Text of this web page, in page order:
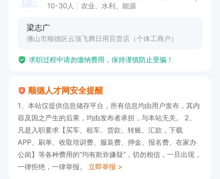
10-30人 农业、水利、能源
梁志广
佛山市顺德区云顶飞腾日用百货店（个体工商户）
求职过程中请勿缴纳费用，保持谨慎防止受骗！
顺德人才网安全提醒
1、本站仅提供信息储存平台，所有信息均由用户发布，其内
容及因之产生的后果，均由发布者承担，与本站无关。 2、
凡是入职要求【买车、租车、货款、转账、汇款，下载
APP、刷单、收取培训费、服装费、押金、报名费、在家办
公岗】等各种费用的“均有欺诈嫌疑”，切勿相信，一旦出现，
一律拒绝，一律举报。 立即举报 >